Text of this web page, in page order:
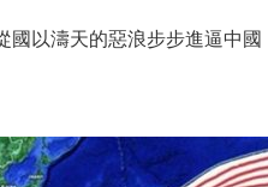
國以濤天的惡浪步步進逼中國